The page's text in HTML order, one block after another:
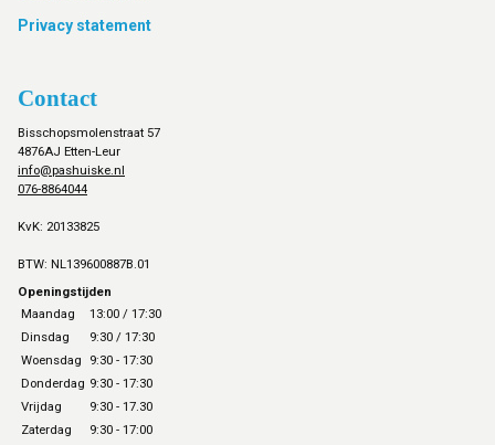
Privacy statement
Contact
Bisschopsmolenstraat 57
4876AJ Etten-Leur
info@pashuiske.nl
076-8864044
KvK: 20133825
BTW: NL139600887B.01
Openingstijden
Maandag
13:00 / 17:30
Dinsdag
9:30 / 17:30
Woensdag
9:30 - 17:30
Donderdag 9:30 - 17:30
Vrijdag
9:30 - 17.30
Zaterdag
9:30 - 17:00